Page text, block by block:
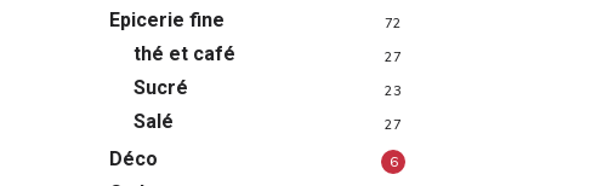
Epicerie fine 72
thé et café 27
Sucré 23
Salé 27
Déco 6